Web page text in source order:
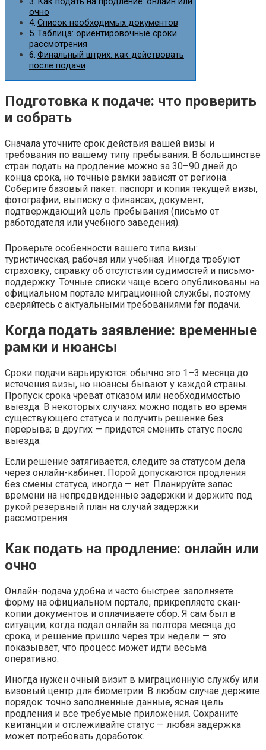
очно
Список необходимых документов
Таблица: ориентировочные сроки
рассмотрения
Финальный штрих: как действовать
после подачи
Подготовка к подаче: что проверить
и собрать
Сначала уточните срок действия вашей визы и
требования по вашему типу пребывания. В большинстве
стран подать на продление можно за 30–90 дней до
конца срока, но точные рамки зависят от региона.
Соберите базовый пакет: паспорт и копия текущей визы,
фотографии, выписку о финансах, документ,
подтверждающий цель пребывания (письмо от
работодателя или учебного заведения).
Проверьте особенности вашего типа визы:
туристическая, рабочая или учебная. Иногда требуют
страховку, справку об отсутствии судимостей и письмо-
поддержку. Точные списки чаще всего опубликованы на
официальном портале миграционной службы, поэтому
сверяйтесь с актуальными требованиями før подачи.
Когда подать заявление: временные
рамки и нюансы
Сроки подачи варьируются: обычно это 1–3 месяца до
истечения визы, но нюансы бывают у каждой страны.
Пропуск срока чреват отказом или необходимостью
выезда. В некоторых случаях можно подать во время
существующего статуса и получить решение без
перерыва; в других — придется сменить статус после
выезда.
Если решение затягивается, следите за статусом дела
через онлайн-кабинет. Порой допускаются продления
без смены статуса, иногда — нет. Планируйте запас
времени на непредвиденные задержки и держите под
рукой резервный план на случай задержки
рассмотрения.
Как подать на продление: онлайн или
очно
Онлайн-подача удобна и часто быстрее: заполняете
форму на официальном портале, прикрепляете скан-
копии документов и оплачиваете сбор. Я сам был в
ситуации, когда подал онлайн за полтора месяца до
срока, и решение пришло через три недели — это
показывает, что процесс может идти весьма
оперативно.
Иногда нужен очный визит в миграционную службу или
визовый центр для биометрии. В любом случае держите
порядок: точно заполненные данные, ясная цель
продления и все требуемые приложения. Сохраните
квитанции и отслеживайте статус — любая задержка
может потребовать доработок.